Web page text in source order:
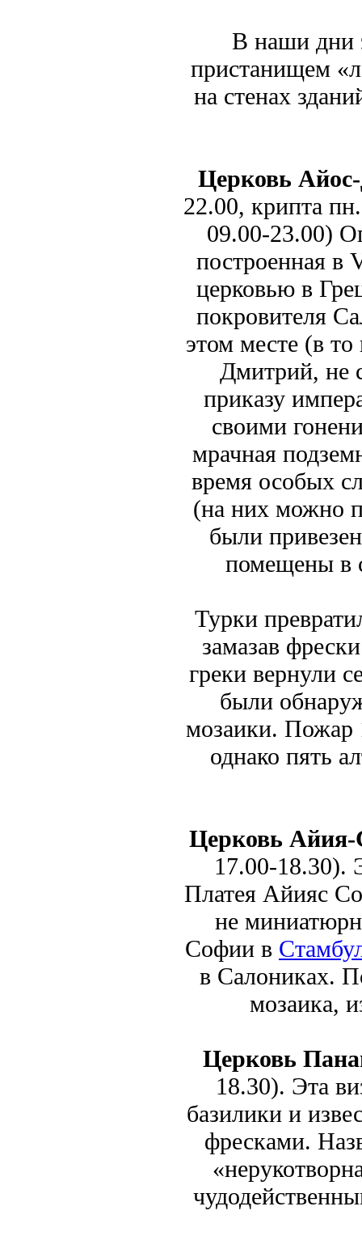
В наши дни
пристанищем
на стенах
Церковь
22.00, крипта
09.00-23.00)
построенная в
церковью в
покровителя
этом месте (в
Дмитрий, не
приказу
своими
мрачная
время особых
(на них можно
были
помещены в
Турки
замазав
греки вернули
были
мозаики. Пожар
однако пять
Церковь
17.00-18.30).
Платея Айияс
не
Софии в
в Салониках.
мозаика,
Церковь
18.30). Эта
базилики и
фресками.